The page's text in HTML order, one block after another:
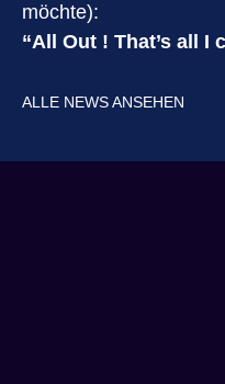
möchte):
“All Out ! That’s all I
ALLE NEWS ANSEHEN